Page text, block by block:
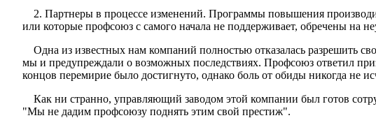
2. Партнеры в процессе изменений. Программы повыше­ния
или которые профсоюз с самого начала не поддержи­вает, обречены на
Одна из известных нам компаний полностью отказалась разрешить
мы и предупреждали о возможных последствиях. Проф­союз ответил
концов перемирие было достигнуто, однако боль от обиды никогда не
Как ни странно, управляющий заводом этой компании был готов
"Мы не дадим профсоюзу поднять этим свой престиж".